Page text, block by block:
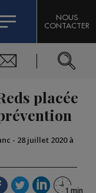
NOUS
CONTACTER
placée
- 28 juillet 2020 à